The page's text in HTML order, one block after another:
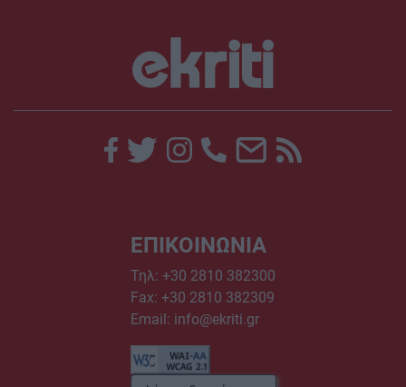
ΕΠΙΚΟΙΝΩΝΙΑ
Τηλ: +30 2810 382300
Fax: +30 2810 382309
Email: info@ekriti.gr